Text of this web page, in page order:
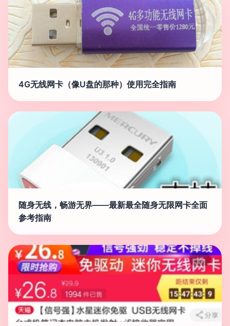
4G无线网卡（像U盘的那种）使用完全指南
随身无线，畅游无界——最新最全随身无限网卡全面
参考指南